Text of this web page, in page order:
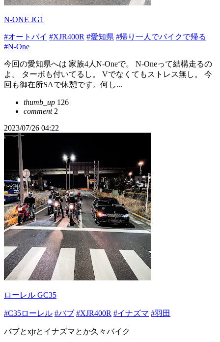
N-ONE JG1
#オートバイ #XJR400R #愛知県 #帰り一人でバイクで帰る
#N-One
今回の愛知県へは 家族4人N-Oneで。 N-Oneって結構走るの
よ。 ターボも付いてるし。 Vでなくてもストレス無し。 今
回も御在所SAで休憩です。何し...
thumb_up 126
comment2
2023/07/26 04:22
ローレル GC35
#C35ローレル #バブ #XJR400R #イナズマ #羽田
バブとxjrとイナズマとか久々バイク